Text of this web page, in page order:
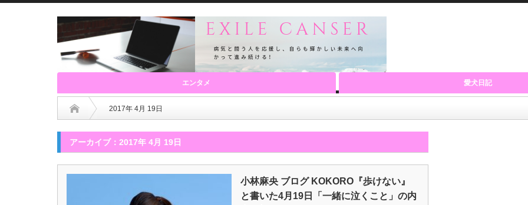
エンタメ 愛犬日記
2017年 4月 19日
アーカイブ：2017年 4月 19日
小林麻央 ブログ KOKORO『歩けない』
と書いた4月19日「一緒に泣くこと」の内